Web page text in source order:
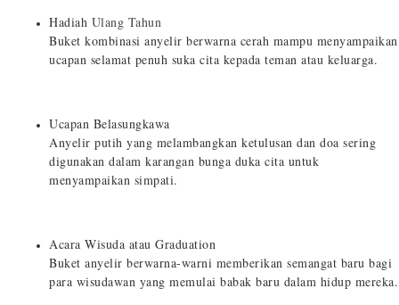
Hadiah Ulang Tahun
Buket kombinasi anyelir berwarna cerah mampu menyampaikan
ucapan selamat penuh suka cita kepada teman atau keluarga.
Ucapan Belasungkawa
Anyelir putih yang melambangkan ketulusan dan doa sering
digunakan dalam karangan bunga duka cita untuk
menyampaikan simpati.
Acara Wisuda atau Graduation
Buket anyelir berwarna-warni memberikan semangat baru bagi
para wisudawan yang memulai babak baru dalam hidup mereka.